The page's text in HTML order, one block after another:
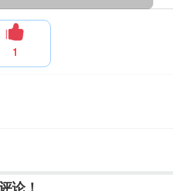
1
论！